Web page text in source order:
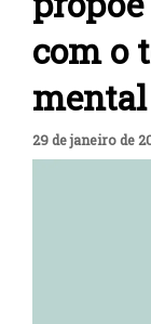
com o
mental
29 de janeiro de